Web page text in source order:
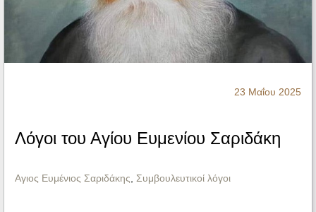
23 Μαΐου 2025
Λόγοι του Αγίου Ευμενίου Σαριδάκη
Αγιος Ευμένιος Σαριδάκης, Συμβουλευτικοί λόγοι